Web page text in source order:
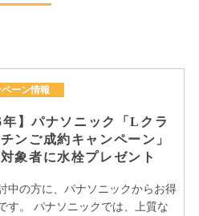
ーン情報
年】パナソニック「Lクラ
ンご成約キャンペーン」
象者に水栓プレゼント
中の方に、パナソニックからお得
す。 パナソニックでは、上質な